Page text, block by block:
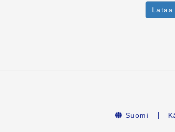
Lataa
Suomi